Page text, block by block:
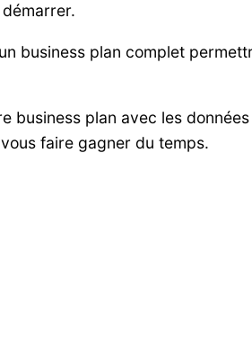
business plan complet
plan avec les
faire gagner du temps.